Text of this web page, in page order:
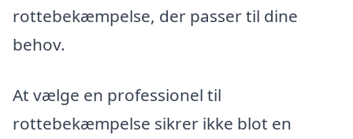
rottebekæmpelse, der passer til dine
behov.
At vælge en professionel til
rottebekæmpelse sikrer ikke blot en